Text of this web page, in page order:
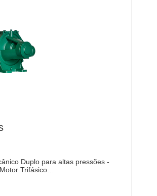
Duplo para altas pressões -
Trifásico…